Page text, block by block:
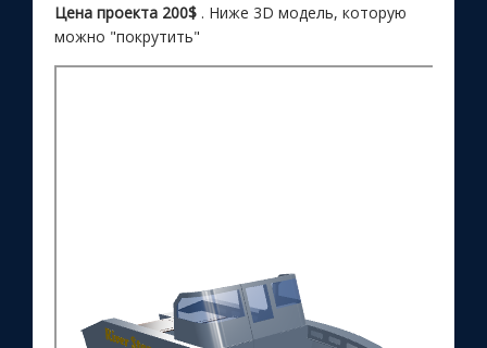
Цена проекта 200$ . Ниже 3D модель, которую
можно "покрутить"